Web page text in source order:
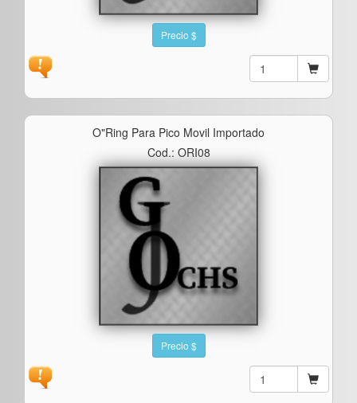
Precio $
O"ring Para Pico Movil Importado
Cod.: ORI08
Precio $